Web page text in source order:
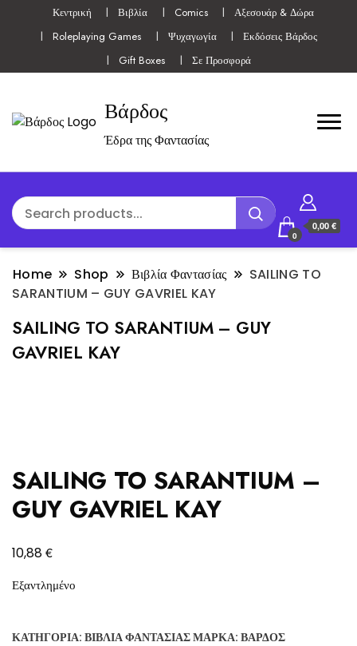
Κεντρική Βιβλία Comics
Αξεσουάρ & Δώρα
Roleplaying Games
Ψυχαγωγία
Εκδόσεις Βάρδος
Gift Boxes
Σε Προσφορά
Βάρδος
Έδρα της Φαντασίας
0
0,00 €
Home Shop Βιβλία Φαντασίας
SAILING TO
SARANTIUM – GUY GAVRIEL KAY
SAILING TO SARANTIUM – GUY
GAVRIEL KAY
SAILING TO SARANTIUM –
GUY GAVRIEL KAY
10,88€
Εξαντλημένο
ΚΑΤΗΓΟΡΊΑ: ΒΙΒΛΊΑ ΦΑΝΤΑΣΊΑΣΜΆΡΚΑ: ΒΆΡΔΟΣ